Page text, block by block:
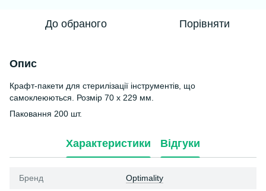
До обраного Порівняти
Опис
Крафт-пакети для стерилізації інструментів, що
самоклеюються. Розмір 70 х 229 мм.
Паковання 200 шт.
Характеристики Відгуки
Бренд Optimality